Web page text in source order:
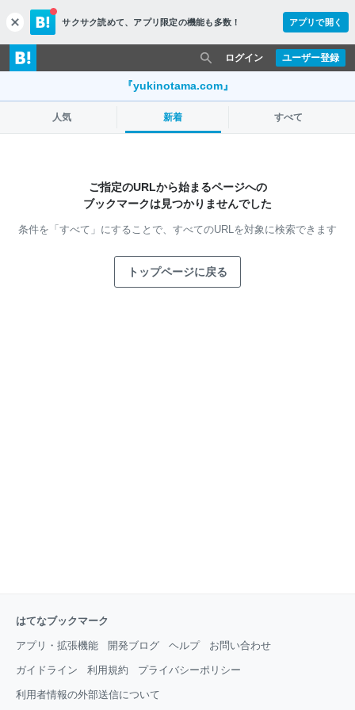
c
l
o
s
サクサク読めて、 アプリ限定の機能も多数！ アプリで開く
ユーザー登録
ログイン
『yukinotama.com』
人気 新着 すべて
ご指定のURLから始まるページへの
ブックマークは見つかりませんでした
条件を「すべて」にすることで、 すべてのURLを対象に検索できます
トップページに戻る
はてなブックマーク
アプリ・拡張機能 開発ブログ ヘルプ お問い合わせ
ガイドライン 利用規約 プライバシーポリシー
利用者情報の外部送信について